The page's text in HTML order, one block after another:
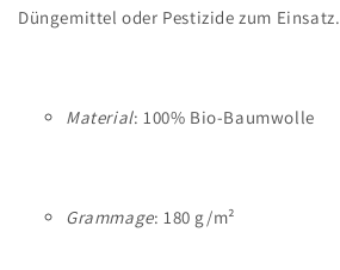
Düngemittel oder Pestizide zum Einsatz.
Material: 100% Bio-Baumwolle
Grammage: 180 g/m²